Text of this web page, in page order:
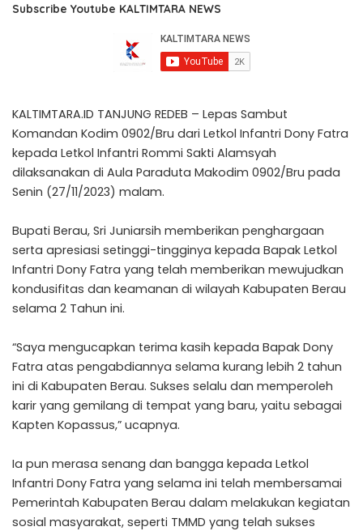
Subscribe Youtube KALTIMTARA NEWS
KALTIMTARA.ID TANJUNG REDEB – Lepas Sambut
Komandan Kodim 0902/Bru dari Letkol Infantri Dony Fatra
kepada Letkol Infantri Rommi Sakti Alamsyah
dilaksanakan di Aula Paraduta Makodim 0902/Bru pada
Senin (27/11/2023) malam.
Bupati Berau, Sri Juniarsih memberikan penghargaan
serta apresiasi setinggi-tingginya kepada Bapak Letkol
Infantri Dony Fatra yang telah memberikan mewujudkan
kondusifitas dan keamanan di wilayah Kabupaten Berau
selama 2 Tahun ini.
“Saya mengucapkan terima kasih kepada Bapak Dony
Fatra atas pengabdiannya selama kurang lebih 2 tahun
ini di Kabupaten Berau. Sukses selalu dan memperoleh
karir yang gemilang di tempat yang baru, yaitu sebagai
Kapten Kopassus,” ucapnya.
Ia pun merasa senang dan bangga kepada Letkol
Infantri Dony Fatra yang selama ini telah membersamai
Pemerintah Kabupaten Berau dalam melakukan kegiatan
sosial masyarakat, seperti TMMD yang telah sukses